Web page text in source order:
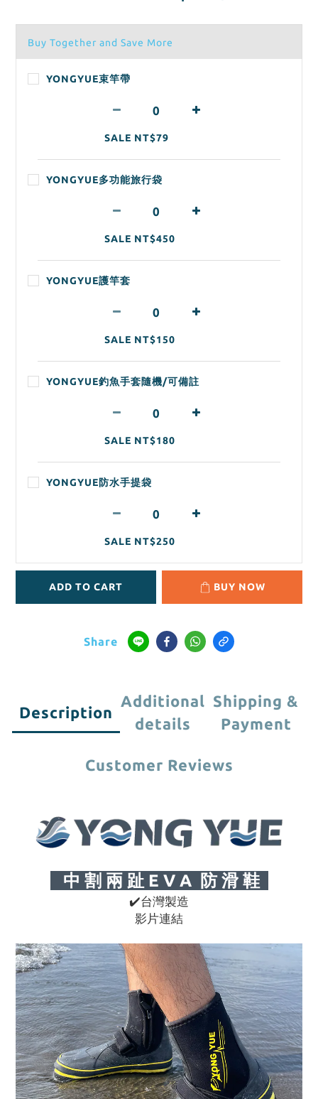
Buy Together and Save More
YONGYUE束竿帶
SALE NT$79
YONGYUE多功能旅行袋
SALE NT$450
YONGYUE護竿套
SALE NT$150
YONGYUE釣魚手套隨機/可備註
SALE NT$180
YONGYUE防水手提袋
SALE NT$250
ADD TO CART BUY NOW
Share
Description
Additional
details
Shipping &
Payment
Customer Reviews
中 割 兩 趾 E V A 防 滑 鞋
✔台灣製造
影片連結